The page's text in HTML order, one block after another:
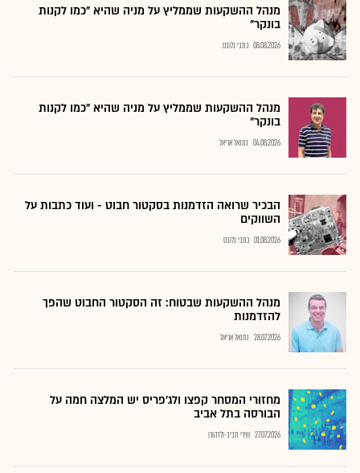
מנהל ההשקעות שממליץ על מניה שהיא "כמו לקנות
בונקר"
08.08.2026 כתבי גלובס
מנהל ההשקעות שממליץ על מניה שהיא "כמו לקנות
בונקר"
04.08.2026 נתנאל אריאל
הבכיר שרואה הזדמנות בסקטור חבוט - ועוד כתבות על
השווקים
01.08.2026 כתבי גלובס
מנהל ההשקעות שבטוח: זה הסקטור החבוט שהפך
להזדמנות
28.07.2026 נתנאל אריאל
מחזורי המסחר קפצו ולג'פריס יש המלצה חמה על
הבורסה בתל אביב
27.07.2026 שירי חביב-ולדהורן